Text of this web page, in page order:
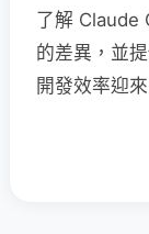
了解 Claude
的差異，並
開發效率迎